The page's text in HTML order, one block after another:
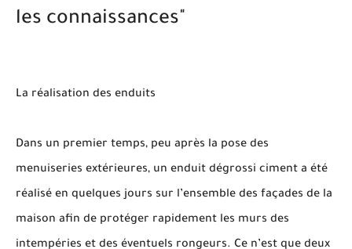
les connaissances"
La réalisation des enduits
Dans un premier temps, peu après la pose des
menuiseries extérieures, un enduit dégrossi ciment a été
réalisé en quelques jours sur l’ensemble des façades de la
maison afin de protéger rapidement les murs des
intempéries et des éventuels rongeurs. Ce n’est que deux